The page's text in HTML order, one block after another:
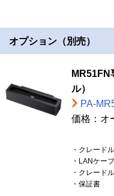
オプション（別売）
MR51FN
ル）
PA-
価格：オ
・クレード
・LANケー
・クレード
・保証書